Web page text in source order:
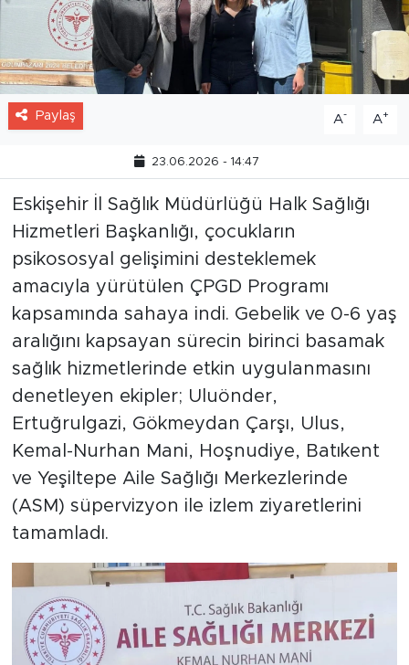
Paylaş A- A+
23.06.2026 - 14:47
Eskişehir İl Sağlık Müdürlüğü Halk Sağlığı
Hizmetleri Başkanlığı, çocukların
psikososyal gelişimini desteklemek
amacıyla yürütülen ÇPGD Programı
kapsamında sahaya indi. Gebelik ve 0-6 yaş
aralığını kapsayan sürecin birinci basamak
sağlık hizmetlerinde etkin uygulanmasını
denetleyen ekipler; Uluönder,
Ertuğrulgazi, Gökmeydan Çarşı, Ulus,
Kemal-Nurhan Mani, Hoşnudiye, Batıkent
ve Yeşiltepe Aile Sağlığı Merkezlerinde
(ASM) süpervizyon ile izlem ziyaretlerini
tamamladı.